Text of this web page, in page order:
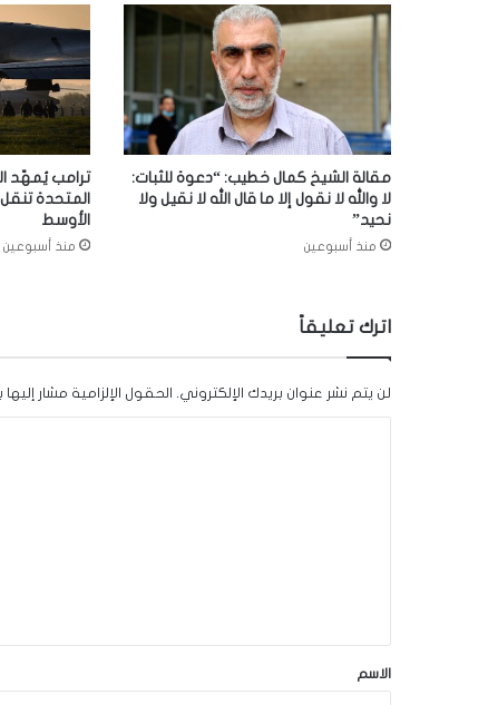
مقالة الشيخ كمال خطيب: “دعوة للثبات:
لا والله لا نقول إلا ما قال الله لا نقيل ولا
نحيد”
منذ أسبوعين
ترامب يُمهّد
المتحدة
الأوسط
منذ أسبوعين
اترك تعليقاً
لن يتم نشر عنوان بريدك الإلكتروني. الحقول الإلزامية مشار إليها
*
الاسم